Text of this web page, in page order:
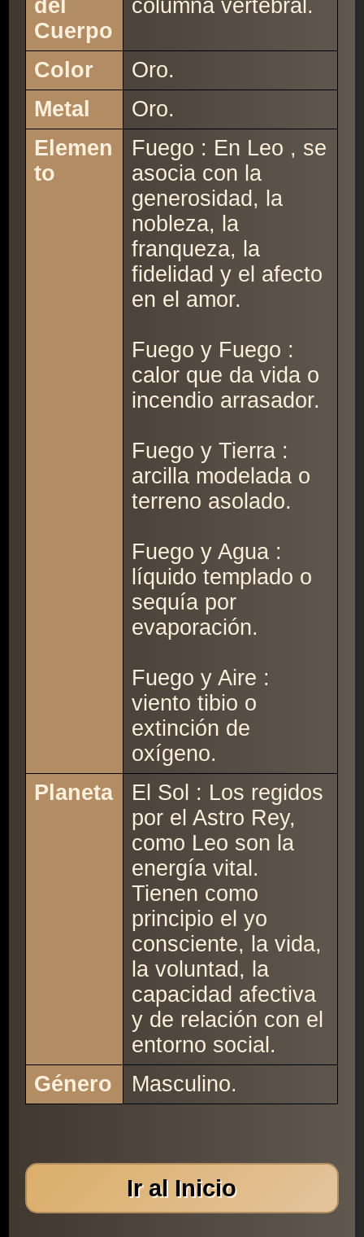
del
Cuerpo
columna vertebral.
Color
Oro.
Metal
Oro.
Elemen
to
Fuego : En Leo , se
asocia con la
generosidad, la
nobleza, la
franqueza, la
fidelidad y el afecto
en el amor.
Fuego y Fuego :
calor que da vida o
incendio arrasador.
Fuego y Tierra :
arcilla modelada o
terreno asolado.
Fuego y Agua :
líquido templado o
sequía por
evaporación.
Fuego y Aire :
viento tibio o
extinción de
oxígeno.
Planeta
El Sol : Los regidos
por el Astro Rey,
como Leo son la
energía vital.
Tienen como
principio el yo
consciente, la vida,
la voluntad, la
capacidad afectiva
y de relación con el
entorno social.
Género
Masculino.
Ir al Inicio